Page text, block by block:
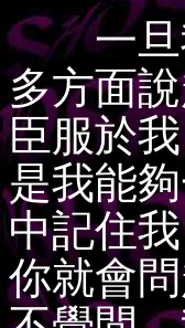
一旦我
多方面
臣服於
是我能
中記住
你就會